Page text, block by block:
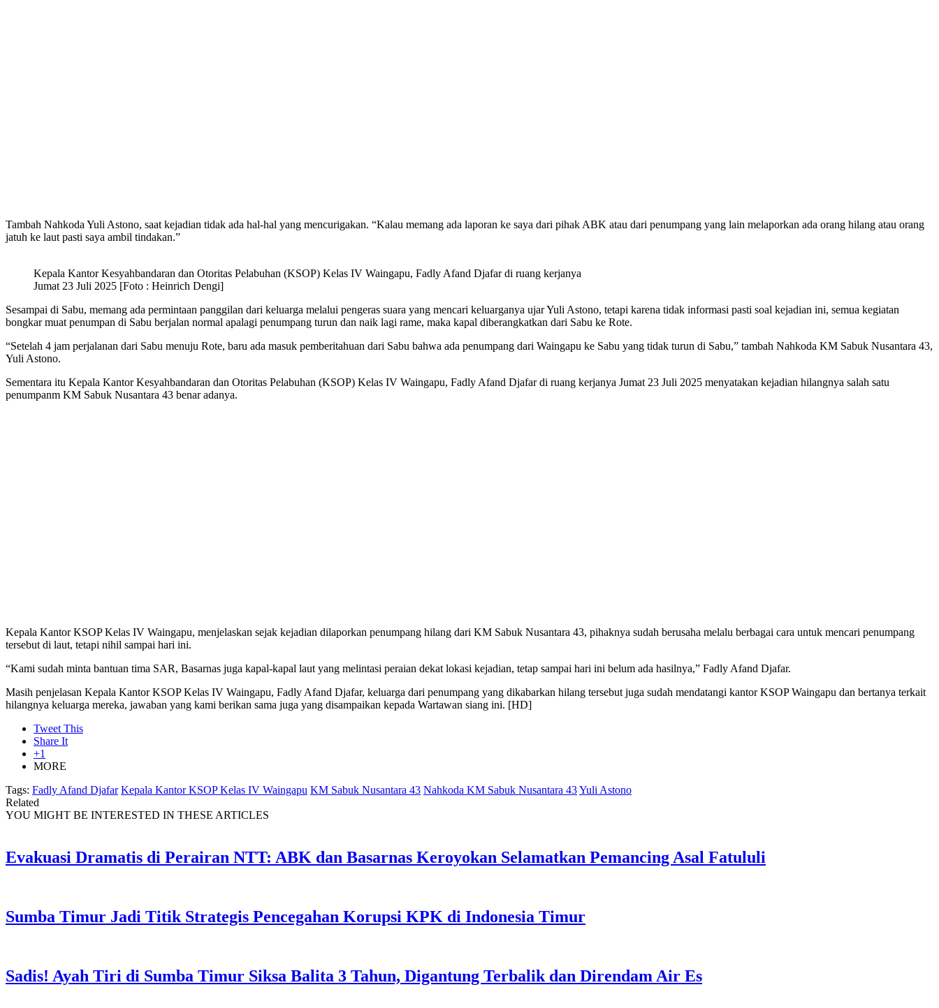
Tambah Nahkoda Yuli Astono, saat kejadian tidak ada hal-hal yang mencurigakan. “Kalau memang ada laporan ke saya dari pihak ABK atau dari penumpang yang lain melaporkan ada orang hilang atau orang
jatuh ke laut pasti saya ambil tindakan.”
Kepala Kantor Kesyahbandaran dan Otoritas Pelabuhan (KSOP) Kelas IV Waingapu, Fadly Afand Djafar di ruang kerjanya
Jumat 23 Juli 2025 [Foto : Heinrich Dengi]
Sesampai di Sabu, memang ada permintaan panggilan dari keluarga melalui pengeras suara yang mencari keluarganya ujar Yuli Astono, tetapi karena tidak informasi pasti soal kejadian ini, semua kegiatan
bongkar muat penumpan di Sabu berjalan normal apalagi penumpang turun dan naik lagi rame, maka kapal diberangkatkan dari Sabu ke Rote.
“Setelah 4 jam perjalanan dari Sabu menuju Rote, baru ada masuk pemberitahuan dari Sabu bahwa ada penumpang dari Waingapu ke Sabu yang tidak turun di Sabu,” tambah Nahkoda KM Sabuk Nusantara 43,
Yuli Astono.
Sementara itu Kepala Kantor Kesyahbandaran dan Otoritas Pelabuhan (KSOP) Kelas IV Waingapu, Fadly Afand Djafar di ruang kerjanya Jumat 23 Juli 2025 menyatakan kejadian hilangnya salah satu
penumpanm KM Sabuk Nusantara 43 benar adanya.
Kepala Kantor KSOP Kelas IV Waingapu, menjelaskan sejak kejadian dilaporkan penumpang hilang dari KM Sabuk Nusantara 43, pihaknya sudah berusaha melalu berbagai cara untuk mencari penumpang
tersebut di laut, tetapi nihil sampai hari ini.
“Kami sudah minta bantuan tima SAR, Basarnas juga kapal-kapal laut yang melintasi peraian dekat lokasi kejadian, tetap sampai hari ini belum ada hasilnya,” Fadly Afand Djafar.
Masih penjelasan Kepala Kantor KSOP Kelas IV Waingapu, Fadly Afand Djafar, keluarga dari penumpang yang dikabarkan hilang tersebut juga sudah mendatangi kantor KSOP Waingapu dan bertanya terkait
hilangnya keluarga mereka, jawaban yang kami berikan sama juga yang disampaikan kepada Wartawan siang ini. [HD]
Tweet This
Share It
+1
MORE
Tags: Fadly Afand Djafar Kepala Kantor KSOP Kelas IV Waingapu KM Sabuk Nusantara 43 Nahkoda KM Sabuk Nusantara 43Yuli Astono
Related
YOU MIGHT BE INTERESTED IN THESE ARTICLES
Evakuasi Dramatis di Perairan NTT: ABK dan Basarnas Keroyokan Selamatkan Pemancing Asal Fatululi
Sumba Timur Jadi Titik Strategis Pencegahan Korupsi KPK di Indonesia Timur
Sadis! Ayah Tiri di Sumba Timur Siksa Balita 3 Tahun, Digantung Terbalik dan Direndam Air Es